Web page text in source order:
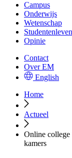
Campus
Onderwijs
Wetenschap
Studentenleven
Opinie
Contact
Over EM
English
Home
Actueel
Online
kamers